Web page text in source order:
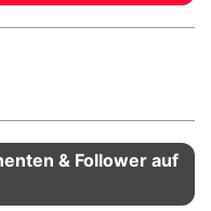
& Follower auf